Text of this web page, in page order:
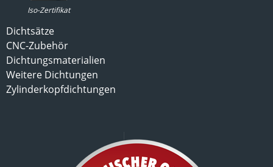
Iso-Zertifikat
Dichtsätze
CNC-Zubehör
Dichtungsmaterialien
Weitere Dichtungen
Zylinderkopfdichtungen